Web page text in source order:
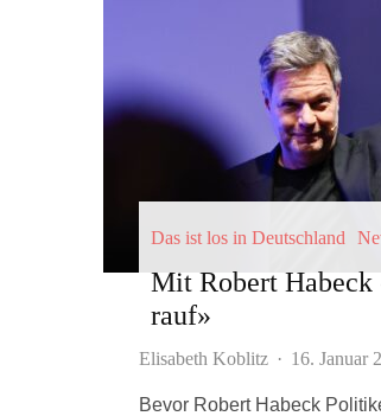
Das ist los in Deutschland
Mit Robert Habeck
rauf»
Elisabeth Koblitz · 16. Januar
Bevor Robert Habeck